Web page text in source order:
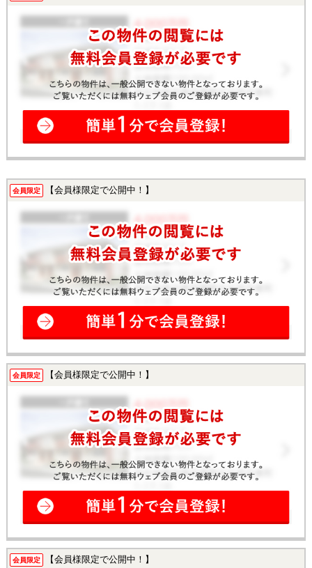
会員限定 【会員様限定で公開中！】
会員限定 【会員様限定で公開中！】
会員限定 【会員様限定で公開中！】